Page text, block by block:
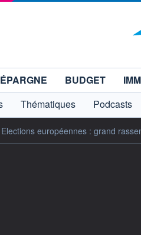
ÉPARGNE BUDGET
Thématiques Podcasts
Elections européennes : grand